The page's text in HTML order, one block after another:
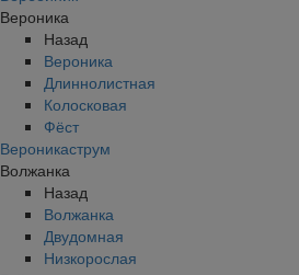
Вероника
Назад
Вероника
Длиннолистная
Колосковая
Фёст
Вероникаструм
Волжанка
Назад
Волжанка
Двудомная
Низкорослая